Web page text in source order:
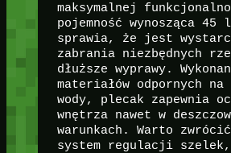
maksymalnej
pojemność wynosząca 45
sprawia, że jest
zabrania niezbędnych
dłuższe wyprawy.
materiałów odpornych
wody, plecak zapewnia
wnętrza nawet w
warunkach. Warto
system regulacji